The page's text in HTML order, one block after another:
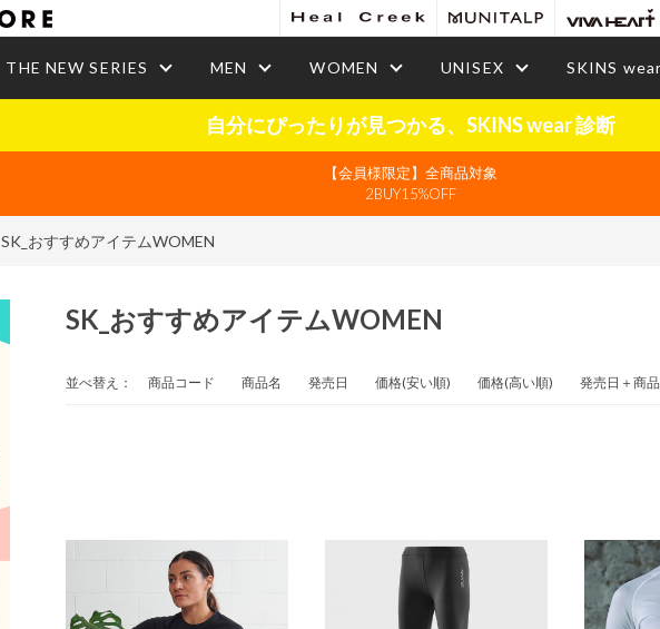
THE NEW SERIES MEN WOMEN UNISEX SKINS
自分にぴったりが見つかる、SKINS wear 診断
【会員様限定】全商品対象
2BUY15%OFF
SK_おすすめアイテムWOMEN
SK_おすすめアイテムWOMEN
並べ替え： 商品コード 商品名 発売日 価格(安い順) 価格(高い順) 発売日＋商